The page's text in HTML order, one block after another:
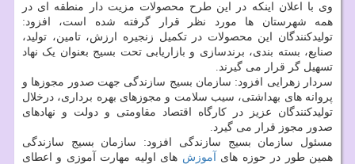
وی با اعلان اینکه در این طرح محصولات مزیت دار منطقه ای در
همه شهرستان ها مورد نظر قرار گرفته شده است، افزود:
تولیدکنندگان این محصولات در تکمیل زنجیره ارزش، تامین، تولید،
صنایع، بسته بندی، برندسازی و بازاریابی تحت بسیج بعنوان یک نهاد
تسهیل گر قرار می گیرند.
سردار زهرایی افزود: سازمان بسیج سازندگی جهت صدور مجوزها و
پروانه های بهداشتی، سیب سلامت و مجوزهای بهره برداری، درخلال
تولیدکنندگان عزیز در کارگاه اقتصاد مقاومتی و دولت و نهادهای
صدور مجوز قرار می گیرد.
مسئول سازمان بسیج سازندگی افزود: سازمان بسیج سازندگی
همین طور در حوزه های
آموزش های اولیه مهارت آموزی و اعطای